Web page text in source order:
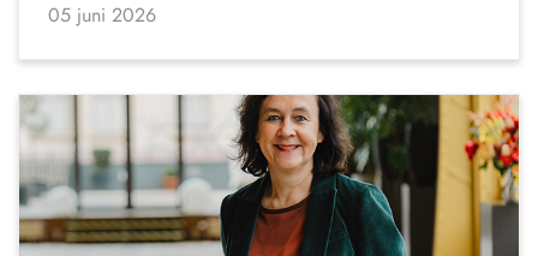
05 juni 2026